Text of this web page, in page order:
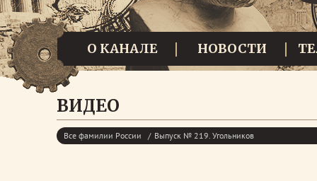
О КАНАЛЕ НОВОСТИ
ВИДЕО
Все фамилии России Выпуск № 219. Угольников